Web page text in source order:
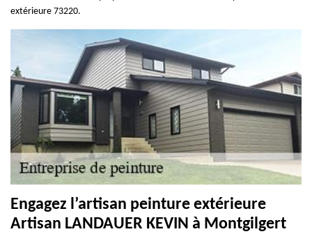
extérieure 73220.
Engagez l’artisan peinture extérieure
Artisan LANDAUER KEVIN à Montgilgert